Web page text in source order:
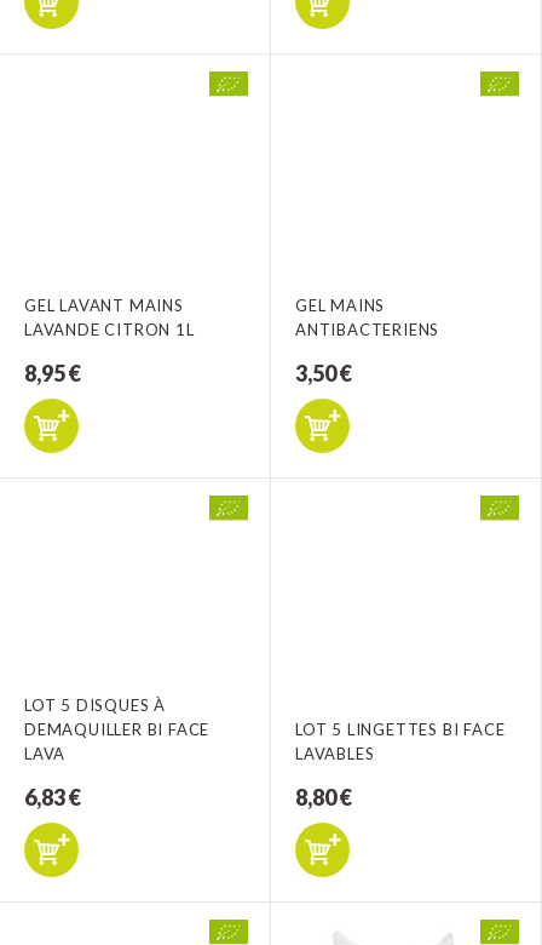
GEL LAVANT MAINS
LAVANDE CITRON 1L
8,95 €
GEL MAINS
ANTIBACTERIENS
3,50 €
LOT 5 DISQUES À
DEMAQUILLER BI FACE
LAVA
6,83 €
LOT 5 LINGETTES BI FACE
LAVABLES
8,80 €